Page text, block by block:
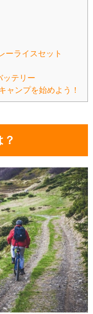
ーライスセット
ッテリー
ャンプを始めよう！